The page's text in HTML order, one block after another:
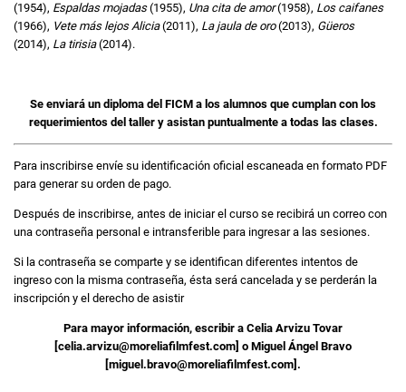
(1954), Espaldas mojadas(1955), Una cita de amor(1958), Los caifanes
(1966), Vete más lejos Alicia(2011), La jaula de oro(2013), Güeros
(2014), La tirisia(2014).
Se enviará un diploma del FICM a los alumnos que cumplan con los
requerimientos del taller y asistan puntualmente a todas las clases.
Para inscribirse envíe su identificación oficial escaneada en formato PDF
para generar su orden de pago.
Después de inscribirse, antes de iniciar el curso se recibirá un correo con
una contraseña personal e intransferible para ingresar a las sesiones.
Si la contraseña se comparte y se identifican diferentes intentos de
ingreso con la misma contraseña, ésta será cancelada y se perderán la
inscripción y el derecho de asistir
Para mayor información, escribir a Celia Arvizu Tovar
[celia.arvizu@moreliafilmfest.com] o Miguel Ángel Bravo
[miguel.bravo@moreliafilmfest.com].